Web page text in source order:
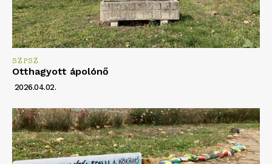
SZPSZ
Otthagyott ápolónő
2026.04.02.